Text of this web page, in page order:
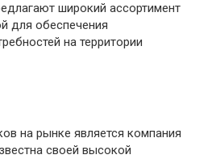
широкий ассортимент
для обеспечения
на территории
на рынке является компания
своей высокой